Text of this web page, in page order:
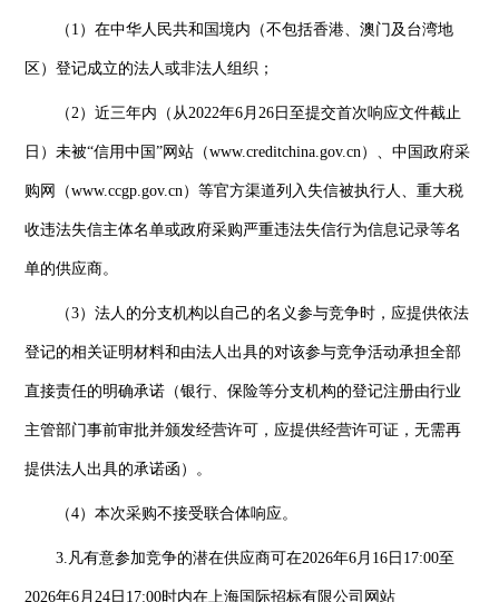
（1）在中华人民共和国境内（不包括香港、澳门及台湾地
区）登记成立的法人或非法人组织；
（2）近三年内（从2022年6月26日至提交首次响应文件截止
日）未被“信用中国”网站（www.creditchina.gov.cn）、中国政府采
购网（www.ccgp.gov.cn）等官方渠道列入失信被执行人、重大税
收违法失信主体名单或政府采购严重违法失信行为信息记录等名
单的供应商。
（3）法人的分支机构以自己的名义参与竞争时，应提供依法
登记的相关证明材料和由法人出具的对该参与竞争活动承担全部
直接责任的明确承诺（银行、保险等分支机构的登记注册由行业
主管部门事前审批并颁发经营许可，应提供经营许可证，无需再
提供法人出具的承诺函）。
（4）本次采购不接受联合体响应。
3.凡有意参加竞争的潜在供应商可在2026年6月16日17:00至
2026年6月24日17:00时内在上海国际招标有限公司网站